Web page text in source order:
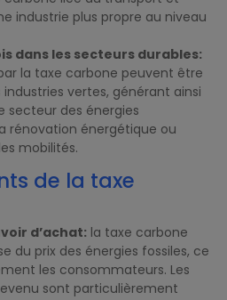
industrie plus propre au niveau
dans les secteurs durables:
la taxe carbone peuvent être
industries vertes, générant ainsi
secteur des énergies
rénovation énergétique ou
mobilités.
de la taxe
d’achat: la taxe carbone
du prix des énergies fossiles, ce
les consommateurs. Les
sont particulièrement